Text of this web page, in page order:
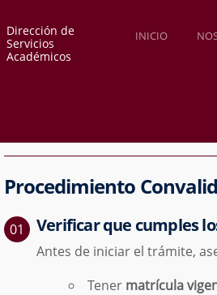
Dirección de
Servicios
Académicos
INICIO
Procedimiento
Verificar que cumples
Antes de iniciar el trámite,
Tener matrícula